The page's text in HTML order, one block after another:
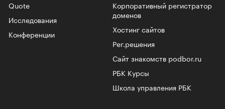
Корпоративный регистратор
доменов
Хостинг сайтов
Рег.решения
Сайт знакомств podbor.ru
РБК Курсы
Школа управления РБК
Quote
Исследования
Конференции